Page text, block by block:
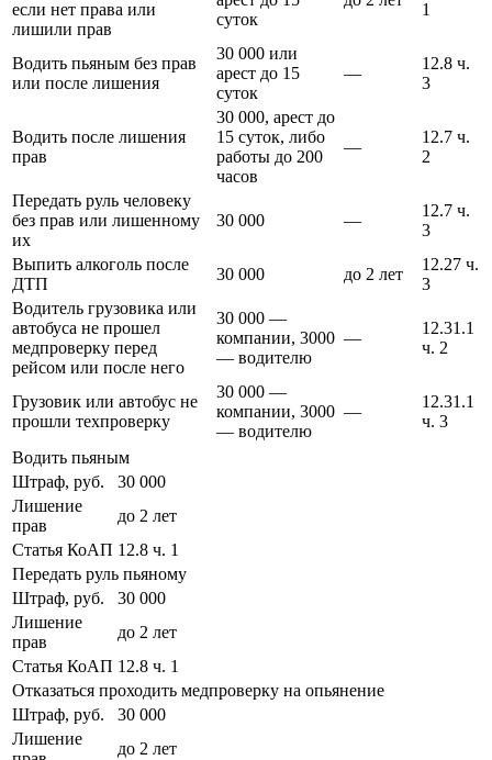
если нет права или
лишили прав
суток
1
Водить пьяным без прав
или после лишения
30 000 или
арест до 15
суток
—
12.8 ч.
3
Водить после лишения
прав
30 000, арест до
15 суток, либо
работы до 200
часов
—
12.7 ч.
2
Передать руль человеку
без прав или лишенному
их
30 000 —
12.7 ч.
3
Выпить алкоголь после
ДТП
30 000 до 2 лет
12.27 ч.
3
Водитель грузовика или
автобуса не прошел
медпроверку перед
рейсом или после него
30 000 —
компании, 3000
— водителю
—
12.31.1
ч. 2
Грузовик или автобус не
прошли техпроверку
30 000 —
компании, 3000
— водителю
—
12.31.1
ч. 3
Водить пьяным
Штраф, руб.
30 000
Лишение
прав
до 2 лет
Статья КоАП 12.8 ч. 1
Передать руль пьяному
Штраф, руб.
30 000
Лишение
прав
до 2 лет
Статья КоАП 12.8 ч. 1
Отказаться проходить медпроверку на опьянение
Штраф, руб.
30 000
Лишение
до 2 лет